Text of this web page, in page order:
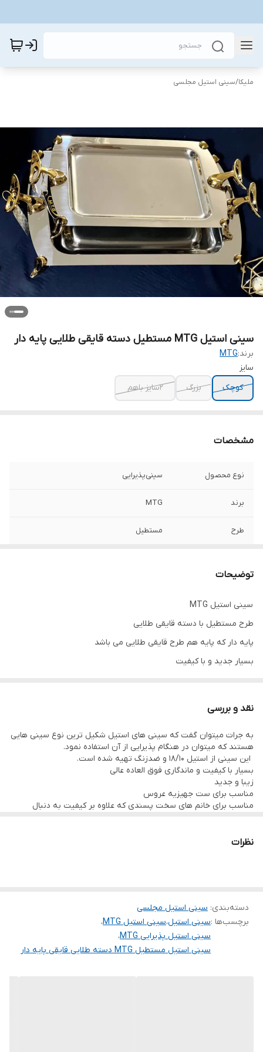
ملیکا/سینی استیل مجلسی
سینی استیل MTG مستطیل دسته قایقی طلایی پایه دار
برند:MTG
سایز
کوچک
بزرگ ۲سایز باهم
مشخصات
نوع محصول سینی‌پذیرایی
برند MTG
طرح مستطیل
پایه‌ دارد/قایقی‌طلایی
توضیحات
سینی استیل MTG
طرح مستطیل با دسته قایقی طلایی
پایه دار که پایه هم طرح قایقی طلایی می باشد
بسیار جدید و با کیفیت
سایز بزرگ 12 الی 15 فنجان جا می‌شود.
حتی می‌توانید این ۲سینی را باهم تهیه کنید.
دارای ۲سال گارانتی
نقد و بررسی
به جرات میتوان گفت که سینی های استیل شکیل ترین نوع سینی هایی
هستند که میتوان در هنگام پذیرایی از آن استفاده نمود.
این سینی از استیل 18/10 و ضدزنگ تهیه شده است.
بسیار با کیفیت و ماندگاری فوق العاده عالی
زیبا و جدید
مناسب برای ست جهیزیه عروس
مناسب برای خانم های سخت پسندی که علاوه بر کیفیت به دنبال
نظرات
دسته‌بندی: سینی استیل مجلسی
برچسب‌ها :سینی استیل،سینی استیل MTG
،
سینی استیل پذیرایی MTG
،
سینی استیل مستطیل MTG دسته طلایی قایقی پایه دار